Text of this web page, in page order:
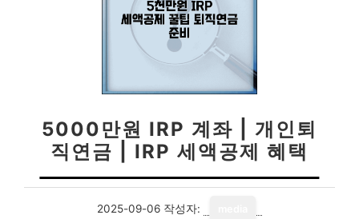
5000만원 IRP 계좌 | 개인퇴
직연금 | IRP 세액공제 혜택
2025-09-06 작성자: